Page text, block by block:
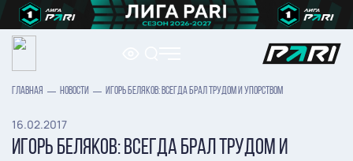
ГЛАВНАЯ НОВОСТИ ИГОРЬ БЕЛЯКОВ: ВСЕГДА БРАЛ ТРУДОМ И УПОРСТВОМ
16.02.2017
ИГОРЬ БЕЛЯКОВ: ВСЕГДА БРАЛ ТРУДОМ И